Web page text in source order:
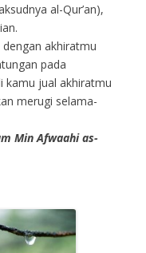
al-Qur’an),
akhiratmu
pada
kamu jual akhiratmu
merugi selama-
Min Afwaahi as-